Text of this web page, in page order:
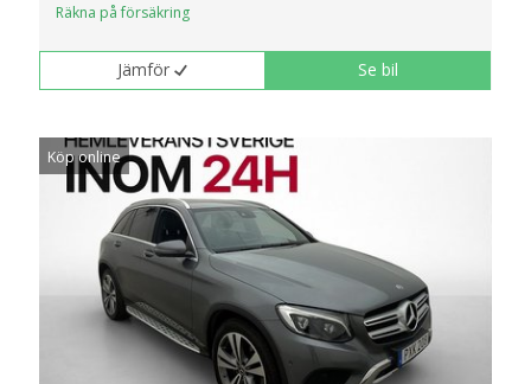
Räkna på försäkring
Jämför Se bil
Köp online